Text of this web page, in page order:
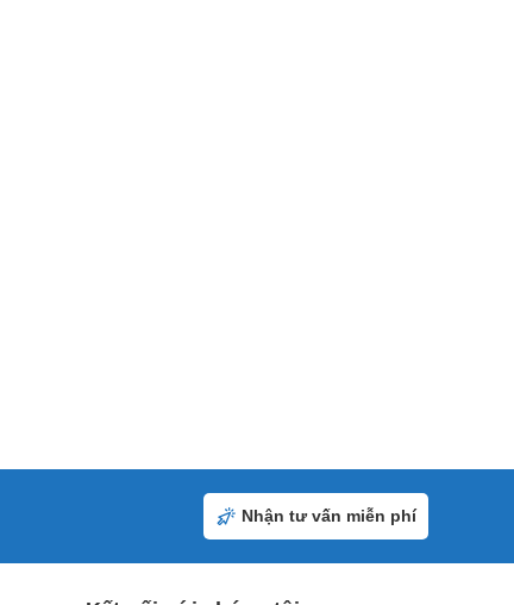
Nhận tư vấn miễn phí